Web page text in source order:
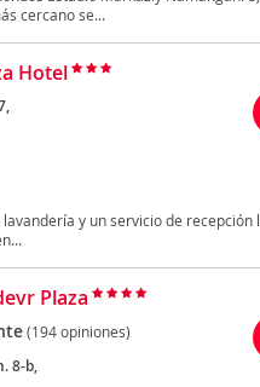
cercano se...
Hotel
y un servicio de recepción
Plaza
(194 opiniones)
8-b,